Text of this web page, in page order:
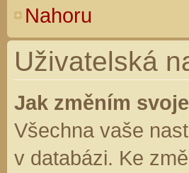
Nahoru
Uživatelská
Jak změním
Všechna vaše
v databázi. Ke